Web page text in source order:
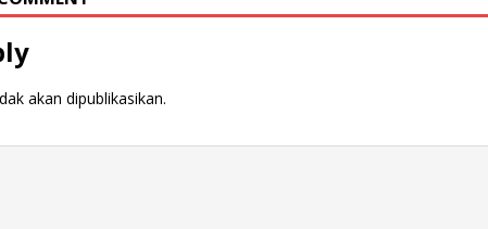
akan dipublikasikan.